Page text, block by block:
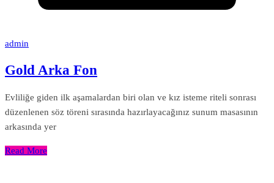
admin
Gold Arka Fon
Evliliğe giden ilk aşamalardan biri olan ve kız isteme riteli sonrası
düzenlenen söz töreni sırasında hazırlayacağınız sunum masasının
arkasında yer
Read More